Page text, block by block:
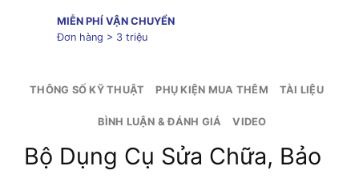
MIỄN PHÍ VẬN CHUYỂN
Đơn hàng > 3 triệu
THÔNG SỐ KỸ THUẬT PHỤ KIỆN MUA THÊM TÀI LIỆU
BÌNH LUẬN & ĐÁNH GIÁ VIDEO
Bộ Dụng Cụ Sửa Chữa, Bảo